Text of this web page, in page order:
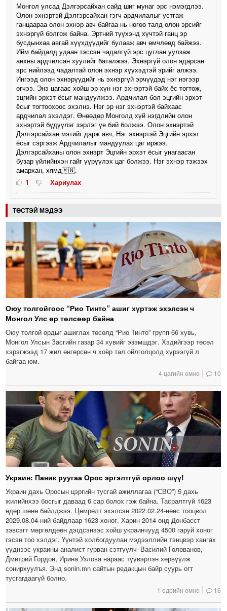
Монгол улсад Дэлгэрсайхан сайд шиг мунаг эрс нэмэгдлээ.
Олон эхнэртэй Дэлгэрсайхан гэгч ардчилалыг устгаж
ганцаараа олон эхнэр авч байгаа нь нөгөө талд олон эрсийг
эхнэргүй болгож байна. Эртний түүхэнд хүчтэй ганц эр
бусдынхаа авгай хүүхдүүдийг булааж авч өмчлөөд байжээ.
Ийм байдалд удаан тэссэн чадалгүй эрс цуглан уулзаж
анхны ардчилсан хуулийг баталжээ. Эхнэргүй олон ядарсан
эрс нийлээд чадалтай олон эхнэр хүүхэдтэй эрийг алжээ.
Ингээд олон эхнэрүүдийг нь эхнэргүй эрчүүдэд нэг нэгээр
өгчээ. Энэ цагаас хойш эр хүн нэг эхнэртэй байх ёс тогтож,
эцгийн эрхэт ёсыг мандуулжээ. Ардчилал бол эцгийн эрхэт
ёсыг тогтоохоос эхэлнэ. Нэг эр нэг эхнэртэй байхаас
ардчилал эхэлдэг. Өнөөдөр Монголд хүй нэгдлийн олон
эхнэртэй бүдүүлэг зэрлэг үе бий болжээ. Олон эхнэртэй
Дэлгэрсайхан мэтийг дарж авч, Нэг эхнэртэй Эцгийн эрхэт
ёсыг сэргээж Ардчилалыг мандуулах цаг иржээ.
Дэлгэрсайханы олон эхнэрт Эцгийн эрхэт ёсыг унагаасан
бузар үйлийнхэн гайг үүрүүлэх цаг болжээ. Нэг эхнэр тэжээх
амархан, хямд🇲🇳.
1
Хариулах
ТӨСТЭЙ МЭДЭЭ
Оюу толгойгоос “Рио Тинто” ашиг хүртэж эхэлсэн ч
Монгол Улс өр төлсөөр байна
Оюу толгой ордыг ашиглах төсөлд “Рио Тинто” групп 66 хувь,
Монгол Улсын Засгийн газар 34 хувийг эзэмшдэг. Хэдийгээр төсөл
хэрэгжээд 17 жил өнгөрсөн ч хоёр тал ойлголцолд хүрээгүй л
байгаа юм.
4 цагийн өмнө 10
Украин: Паник руугаа Орос эргэлтгүй орлоо шүү!
Украин дахь Оросын цэргийн тусгай ажиллагаа (“СВО”) 5 дахь
жилийнхээ босгыг даваад 6 сар болох гэж байна. Тасралтгүй 1623
өдөр шөнө байлджээ. Цөмрөлт эхэлсэн 2022.02.24-нөөс тооцвол
2029.08.04-ний байдлаар 1623 хоног. Харин 2014 онд Донбасст
зэвсэгт мөргөлдөөн дэгдсэнээс хойш украинчууд 4500 гаруй хоног
гэсэн тоо хэлдэг. Үүнтэй холбогдуулан мэдээллийн тэнцвэр хангах
үүднээс украины аналист гурван сэтгүүлч–Василий Голованов,
Дмитрий Гордон, Ирина Узлова нараас түүвэрлэн хөрвүүлж
сонирхуулъя. Энд sonin.mn сайтын редакцын байр суурь огт
тусгагдаагүй болно.
1 өдрийн өмнө 16